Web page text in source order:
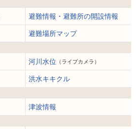
避難情報・避難所の開設情報
避難場所マップ
河川水位 （ライブカメラ）
洪水キキクル
津波情報